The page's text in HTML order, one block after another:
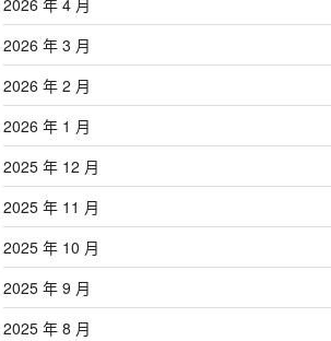
2026 年 4 月
2026 年 3 月
2026 年 2 月
2026 年 1 月
2025 年 12 月
2025 年 11 月
2025 年 10 月
2025 年 9 月
2025 年 8 月